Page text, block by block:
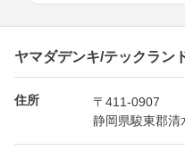
ヤマダデンキ/テックラン
住所
〒411-0907
静岡県駿東郡清